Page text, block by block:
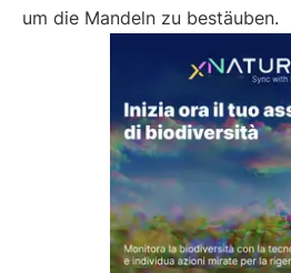
um die Mandeln zu bestäuben.